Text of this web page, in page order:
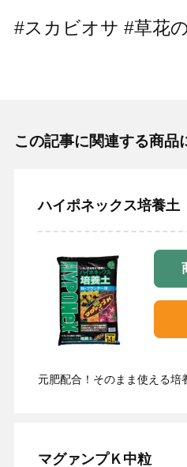
#スカビオサ #草花
この記事に関連する商品
ハイポネックス培養
元肥配合！そのまま使える培
マグァンプＫ中粒